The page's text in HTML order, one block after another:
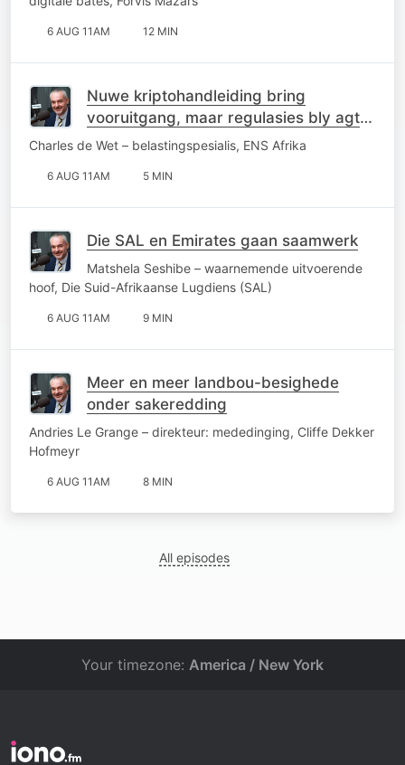
6 AUG 11AM 12 MIN
Nuwe kriptohandleiding bring
vooruitgang, maar regulasies bly agter
die kurwe
Charles de Wet – belastingspesialis, ENS Afrika
6 AUG 11AM 5 MIN
Die SAL en Emirates gaan saamwerk
Matshela Seshibe – waarnemende uitvoerende
hoof, Die Suid-Afrikaanse Lugdiens (SAL)
6 AUG 11AM 9 MIN
Meer en meer landbou-besighede
onder sakeredding
Andries Le Grange – direkteur: mededinging, Cliffe Dekker
Hofmeyr
6 AUG 11AM 8 MIN
All episodes
Your timezone: America / New York